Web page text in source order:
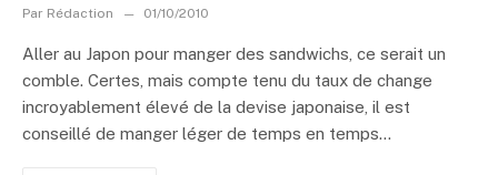
Par Rédaction 01/10/2010
Aller au Japon pour manger des sandwichs, ce serait un
comble. Certes, mais compte tenu du taux de change
incroyablement élevé de la devise japonaise, il est
conseillé de manger léger de temps en temps...